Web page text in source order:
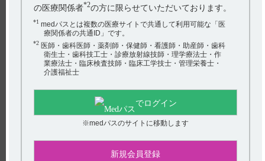
■禁忌内容とその理由
2.3 心筋梗塞後の無症候性心室性期外収縮あるいは非持続型心
室頻拍のある患者（引用2）
（解説）
心筋梗塞例の突然死を抗不整脈薬が予防しうるか否かを検証す
るため、米国において心筋梗塞後の無症候性心室性期外収縮あ
るいは非持続型心室頻拍を対象とした突然死の予防に関する臨
床試験（CAST：Cardiac Arrhythmia Suppression Trial）が実施さ
れた。この試験の中に本薬の経口剤が使用され、その結果、プ
高いとの成績が得られた。本薬のみならず多くの抗不整脈薬に
対し、心筋梗塞例への投与に対する警鐘が鳴らされた。これを
受けて、本薬の経口剤（タンボコール錠）の禁忌の項目に「心
筋梗塞後の無症候性心室性期外収縮あるいは非持続型心室頻拍
の医療関係者*2の方に限らせていただいております。
*1 medパスとは複数の医療サイトで共通して利用可能な「医
療関係者の共通ID」です。
*2 医師・歯科医師・薬剤師・保健師・看護師・助産師・歯科
衛生士・歯科技工士・診療放射線技師・理学療法士・作
業療法士・臨床検査技師・臨床工学技士・管理栄養士・
介護福祉士
でログイン
※medパスのサイトに移動します
新規会員登録